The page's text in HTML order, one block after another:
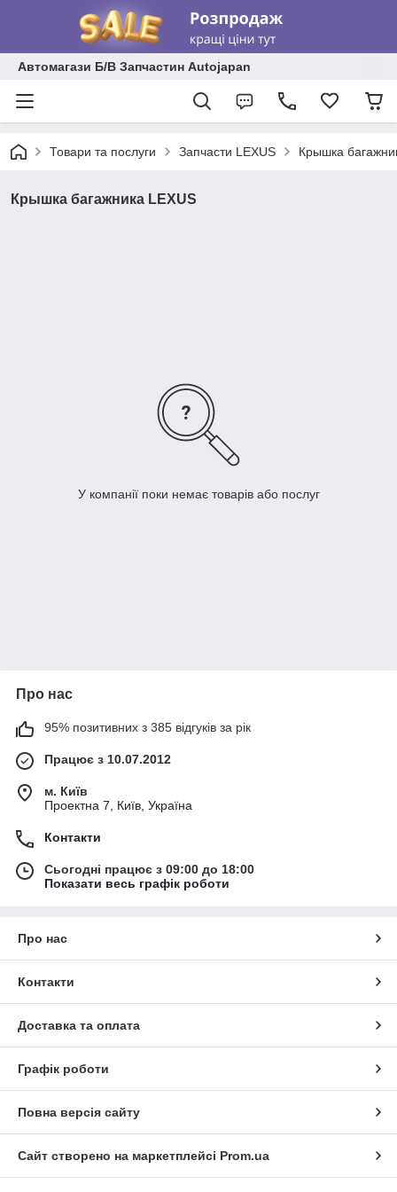
Автомагази Б/В Запчастин Autojapan
Товари та послуги Запчасти LEXUS Крышка
Крышка багажника LEXUS
У компанії поки немає товарів або послуг
Про нас
95% позитивних з 385 відгуків за рік
Працює з 10.07.2012
м. Київ
Проектна 7, Київ, Україна
Контакти
Сьогодні працює з 09:00 до 18:00
Показати весь графік роботи
Про нас
Контакти
Доставка та оплата
Графік роботи
Повна версія сайту
Сайт створено на маркетплейсі Prom.ua